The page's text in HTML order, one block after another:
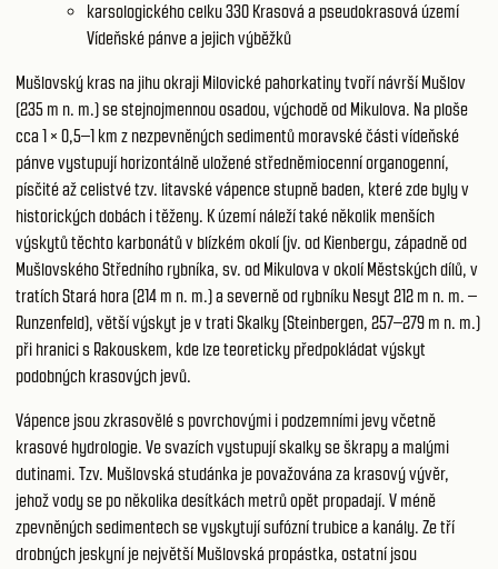
karsologického celku 330 Krasová a pseudokrasová území
Vídeňské pánve a jejich výběžků
Mušlovský kras na jihu okraji Milovické pahorkatiny tvoří návrší Mušlov
(235 m n. m.) se stejnojmennou osadou, východě od Mikulova. Na ploše
cca 1 × 0,5–1 km z nezpevněných sedimentů moravské části vídeňské
pánve vystupují horizontálně uložené středněmiocenní organogenní,
písčité až celistvé tzv. litavské vápence stupně baden, které zde byly v
historických dobách i těženy. K území náleží také několik menších
výskytů těchto karbonátů v blízkém okolí (jv. od Kienbergu, západně od
Mušlovského Středního rybníka, sv. od Mikulova v okolí Městských dílů, v
tratích Stará hora (214 m n. m.) a severně od rybníku Nesyt 212 m n. m. –
Runzenfeld), větší výskyt je v trati Skalky (Steinbergen, 257–279 m n. m.)
při hranici s Rakouskem, kde lze teoreticky předpokládat výskyt
podobných krasových jevů.
Vápence jsou zkrasovělé s povrchovými i podzemními jevy včetně
krasové hydrologie. Ve svazích vystupují skalky se škrapy a malými
dutinami. Tzv. Mušlovská studánka je považována za krasový vývěr,
jehož vody se po několika desítkách metrů opět propadají. V méně
zpevněných sedimentech se vyskytují sufózní trubice a kanály. Ze tří
drobných jeskyní je největší Mušlovská propástka, ostatní jsou